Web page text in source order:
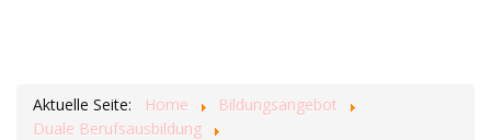
Aktuelle Seite: Home
Bildungsangebot
Duale Berufsausbildung